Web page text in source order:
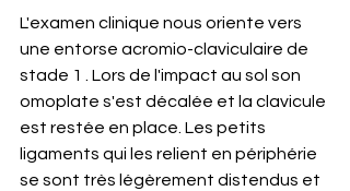
L'examen clinique nous oriente vers
une entorse acromio-claviculaire de
stade 1 . Lors de l'impact au sol son
omoplate s'est décalée et la clavicule
est restée en place. Les petits
ligaments qui les relient en périphérie
se sont très légèrement distendus et